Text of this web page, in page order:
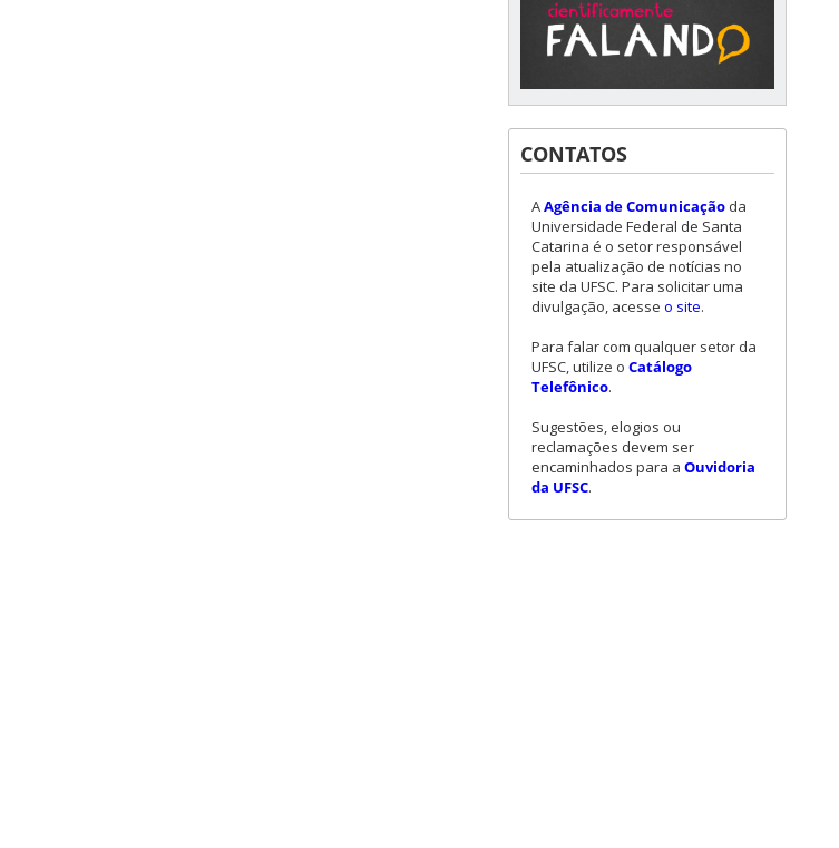
CONTATOS
AAgência de Comunicação da
Universidade Federal de Santa
Catarina é o setor responsável
pela atualização de notícias no
site da UFSC. Para solicitar uma
divulgação, acesse o site.
Para falar com qualquer setor da
UFSC, utilize o Catálogo
Telefônico.
Sugestões, elogios ou
reclamações devem ser
encaminhados para a Ouvidoria
da UFSC.